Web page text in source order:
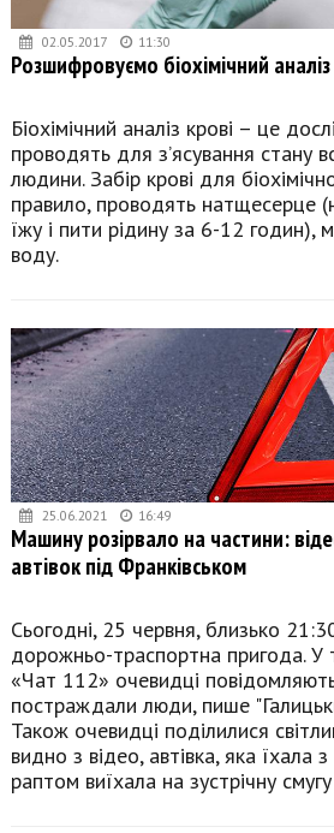
02.05.2017 11:30
Розшифровуємо біохімічний аналіз
Біохімічний аналіз крові – це
проводять для з’ясування стану
людини. Забір крові для
правило, проводять натщесерце
їжу і пити рідину за 6-12 годин),
воду.
25.06.2021 16:49
Машину розірвало на частини:
автівок під Франківськом
Сьогодні, 25 червня, близько
дорожньо-траспортна пригода. У
«Чат 112» очевидці
постраждали люди, пише
Також очевидці поділилися
видно з відео, автівка, яка їхала
раптом виїхала на зустрічну смугу